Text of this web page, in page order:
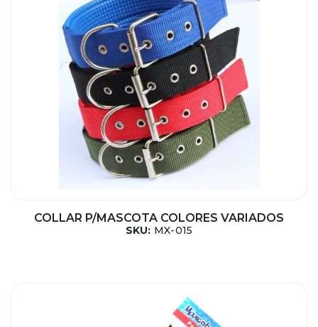
COLLAR P/MASCOTA COLORES VARIADOS
SKU: MX-015